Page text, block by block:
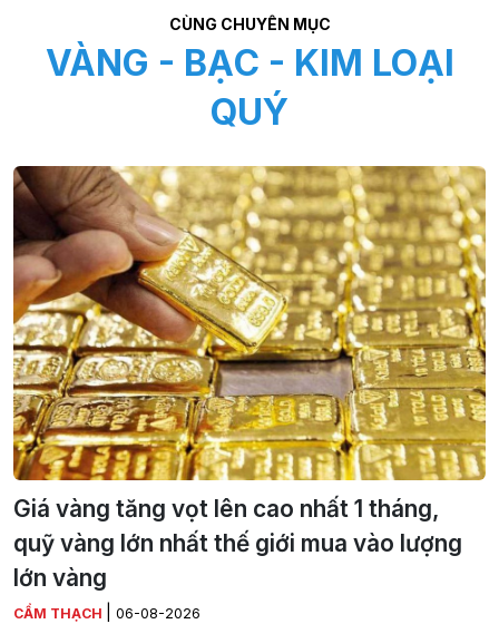
CÙNG CHUYÊN MỤC
VÀNG - BẠC - KIM LOẠI
QUÝ
Giá vàng tăng vọt lên cao nhất 1 tháng,
quỹ vàng lớn nhất thế giới mua vào lượng
lớn vàng
CẨM THẠCH 06-08-2026